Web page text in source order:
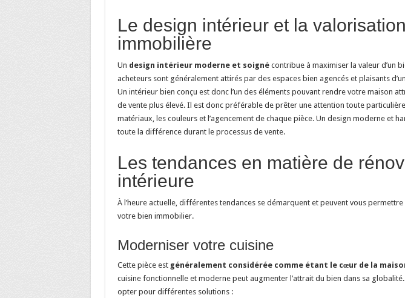
Le design intérieur et la valorisation
immobilière
Un design intérieur moderne et soignécontribue à maximiser la valeur d’un
acheteurs sont généralement attirés par des espaces bien agencés et plaisants
Un intérieur bien conçu est donc l’un des éléments pouvant rendre votre maison
de vente plus élevé. Il est donc préférable de prêter une attention toute
matériaux, les couleurs et l’agencement de chaque pièce. Un design moderne et
toute la différence durant le processus de vente.
Les tendances en matière de
intérieure
À l’heure actuelle, différentes tendances se démarquent et peuvent vous permettre
votre bien immobilier.
Moderniser votre cuisine
Cette pièce est généralement considérée comme étant le cœur de la
cuisine fonctionnelle et moderne peut augmenter l’attrait du bien dans sa
opter pour différentes solutions :